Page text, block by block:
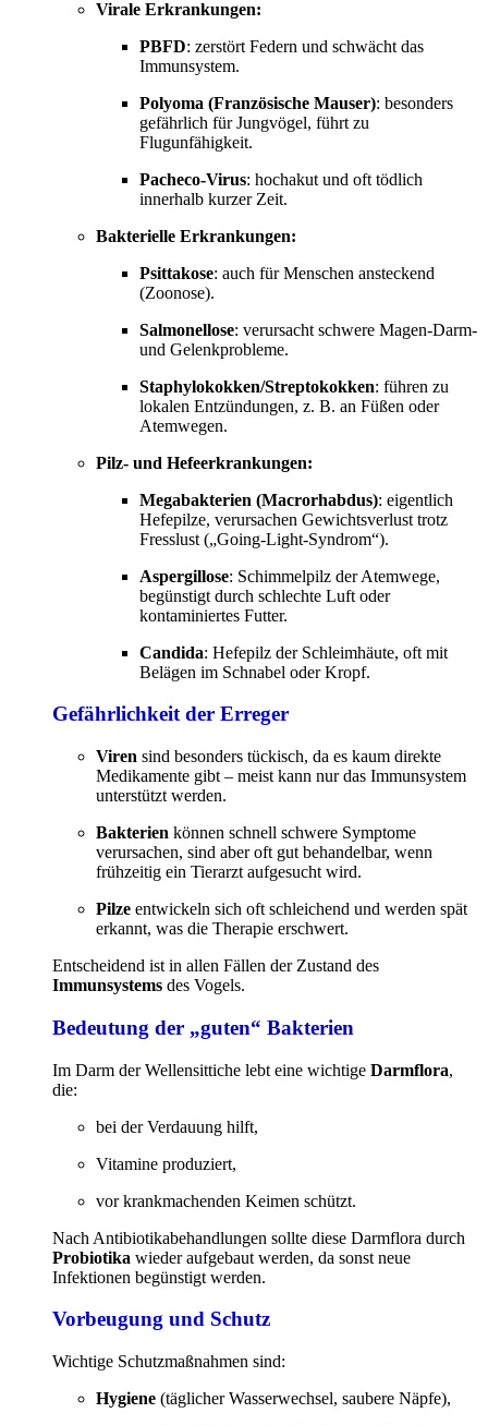
Virale Erkrankungen:
PBFD: zerstört Federn und schwächt das
Immunsystem.
Polyoma (Französische Mauser): besonders
gefährlich für Jungvögel, führt zu
Flugunfähigkeit.
Pacheco-Virus: hochakut und oft tödlich
innerhalb kurzer Zeit.
Bakterielle Erkrankungen:
Psittakose: auch für Menschen ansteckend
(Zoonose).
Salmonellose: verursacht schwere Magen-Darm-
und Gelenkprobleme.
Staphylokokken/Streptokokken: führen zu
lokalen Entzündungen, z. B. an Füßen oder
Atemwegen.
Pilz- und Hefeerkrankungen:
Megabakterien (Macrorhabdus): eigentlich
Hefepilze, verursachen Gewichtsverlust trotz
Fresslust („Going-Light-Syndrom“).
Aspergillose: Schimmelpilz der Atemwege,
begünstigt durch schlechte Luft oder
kontaminiertes Futter.
Candida: Hefepilz der Schleimhäute, oft mit
Belägen im Schnabel oder Kropf.
Gefährlichkeit der Erreger
Viren sind besonders tückisch, da es kaum direkte
Medikamente gibt – meist kann nur das Immunsystem
unterstützt werden.
Bakterien können schnell schwere Symptome
verursachen, sind aber oft gut behandelbar, wenn
frühzeitig ein Tierarzt aufgesucht wird.
Pilze entwickeln sich oft schleichend und werden spät
erkannt, was die Therapie erschwert.
Entscheidend ist in allen Fällen der Zustand des
Immunsystems des Vogels.
Bedeutung der „guten“ Bakterien
Im Darm der Wellensittiche lebt eine wichtige Darmflora,
die:
bei der Verdauung hilft,
Vitamine produziert,
vor krankmachenden Keimen schützt.
Nach Antibiotikabehandlungen sollte diese Darmflora durch
Probiotika wieder aufgebaut werden, da sonst neue
Infektionen begünstigt werden.
Vorbeugung und Schutz
Wichtige Schutzmaßnahmen sind:
Hygiene (täglicher Wasserwechsel, saubere Näpfe),